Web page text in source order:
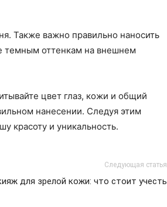
Также важно правильно наносить
темным оттенкам на внешнем
цвет глаз, кожи и общий
нанесении. Следуя этим
красоту и уникальность.
Следующая статья
для зрелой кожи: что стоит учесть